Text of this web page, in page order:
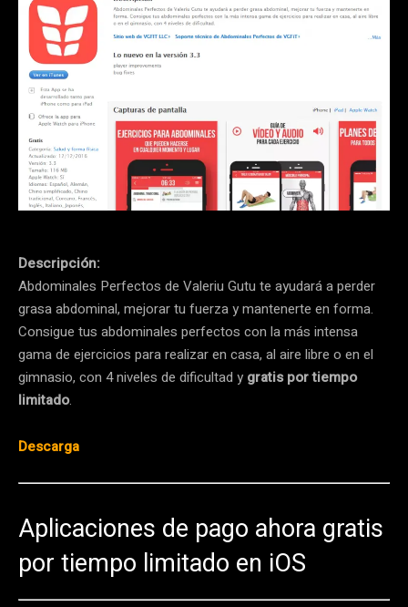
Descripción:
Abdominales Perfectos de Valeriu Gutu te ayudará a perder
grasa abdominal, mejorar tu fuerza y mantenerte en forma.
Consigue tus abdominales perfectos con la más intensa
gama de ejercicios para realizar en casa, al aire libre o en el
gimnasio, con 4 niveles de dificultad y gratis por tiempo
limitado.
Descarga
Aplicaciones de pago ahora gratis
por tiempo limitado en iOS